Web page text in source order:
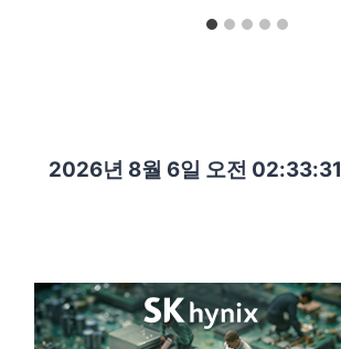
2026년 8월 6일 오전 02:33:33